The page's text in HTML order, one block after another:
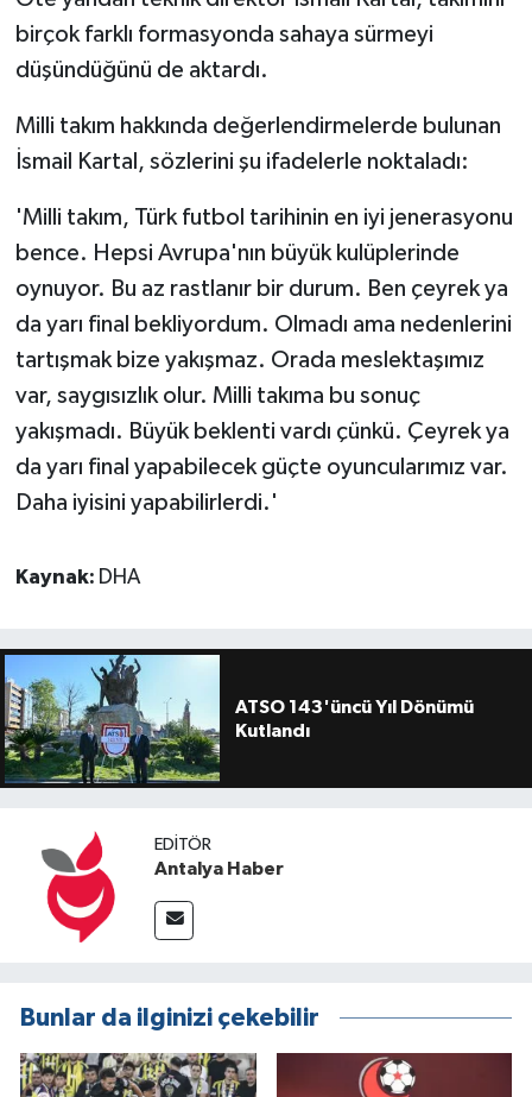
birçok farklı formasyonda sahaya sürmeyi
düşündüğünü de aktardı.
Milli takım hakkında değerlendirmelerde bulunan
İsmail Kartal, sözlerini şu ifadelerle noktaladı:
'Milli takım, Türk futbol tarihinin en iyi jenerasyonu
bence. Hepsi Avrupa'nın büyük kulüplerinde
oynuyor. Bu az rastlanır bir durum. Ben çeyrek ya
da yarı final bekliyordum. Olmadı ama nedenlerini
tartışmak bize yakışmaz. Orada meslektaşımız
var, saygısızlık olur. Milli takıma bu sonuç
yakışmadı. Büyük beklenti vardı çünkü. Çeyrek ya
da yarı final yapabilecek güçte oyuncularımız var.
Daha iyisini yapabilirlerdi.'
Kaynak: DHA
ATSO 143'üncü Yıl Dönümü
Kutlandı
EDITÖR
Antalya Haber
Bunlar da ilginizi çekebilir